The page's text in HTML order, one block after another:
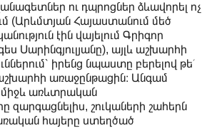
ու դպրոցներ ձևավորել ոչ
(Արևմտյան Հայաստանում մեծ
էին վայելում Գրիգոր
Սարինգյուլյանը), այլև աշխարհի
իրենց նպաստը բերելով թե՛
առաջընթացին։ Անգամ
առևտրական
զարգացնելիս, շուկաների շահերն
հայերը ստեղծած